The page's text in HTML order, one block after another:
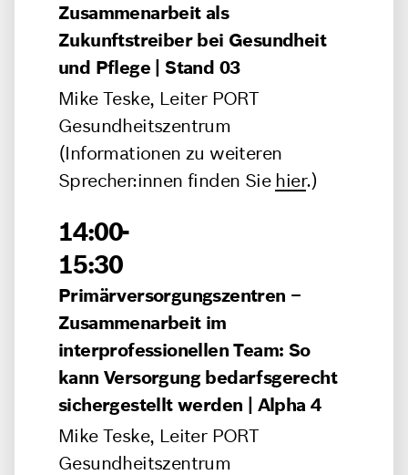
Zusammenarbeit als
Zukunftstreiber bei Gesundheit
und Pflege | Stand 03
Mike Teske, Leiter PORT
Gesundheitszentrum
(Informationen zu weiteren
Sprecher:innen finden Sie hier.)
14:00-
15:30
Primärversorgungszentren –
Zusammenarbeit im
interprofessionellen Team: So
kann Versorgung bedarfsgerecht
sichergestellt werden | Alpha 4
Mike Teske, Leiter PORT
Gesundheitszentrum